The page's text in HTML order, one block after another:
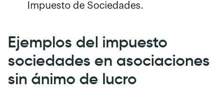
Impuesto de Sociedades.
Ejemplos del impuesto
sociedades en asociaciones
sin ánimo de lucro